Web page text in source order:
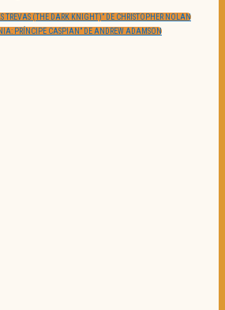
TREVAS (THE DARK KNIGHT)” DE CHRISTOPHER NOLAN
PRÍNCIPE CASPIAN” DE ANDREW ADAMSON